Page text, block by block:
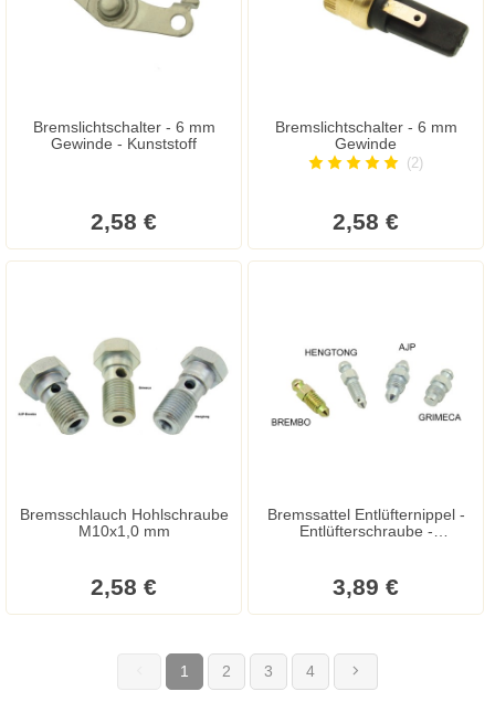
Bremslichtschalter - 6 mm
Gewinde - Kunststoff
2,58 €
Bremslichtschalter - 6 mm
Gewinde
(2)
2,58 €
Bremsschlauch Hohlschraube
M10x1,0 mm
2,58 €
Bremssattel Entlüfternippel -
Entlüfterschraube -
3,89 €
1 (current)
2 3 4